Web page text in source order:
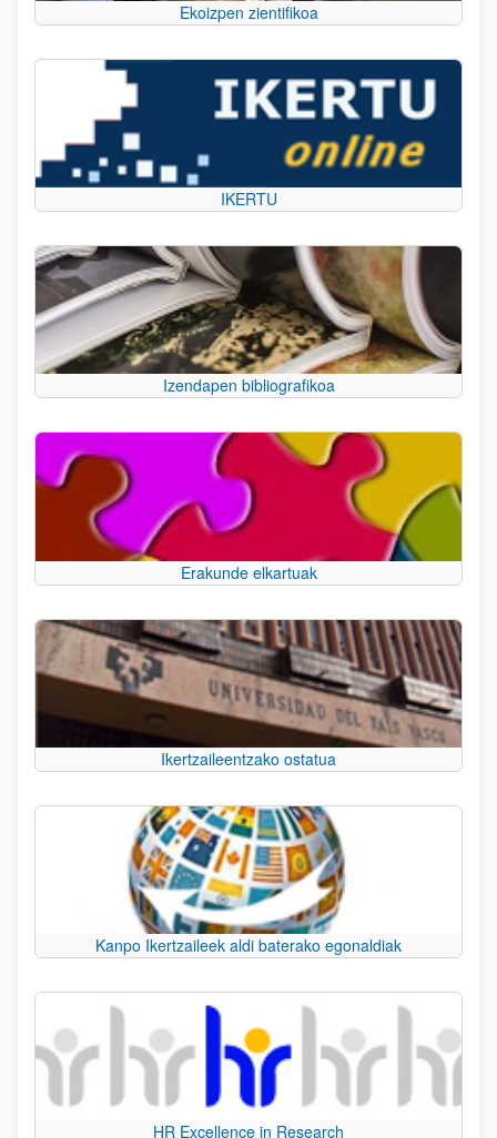
Ekoizpen zientifikoa
IKERTU
Izendapen bibliografikoa
Erakunde elkartuak
Ikertzaileentzako ostatua
Kanpo Ikertzaileek aldi baterako egonaldiak
HR Excellence in Research